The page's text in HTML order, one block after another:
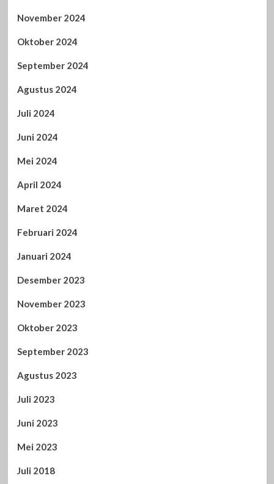
November 2024
Oktober 2024
September 2024
Agustus 2024
Juli 2024
Juni 2024
Mei 2024
April 2024
Maret 2024
Februari 2024
Januari 2024
Desember 2023
November 2023
Oktober 2023
September 2023
Agustus 2023
Juli 2023
Juni 2023
Mei 2023
Juli 2018